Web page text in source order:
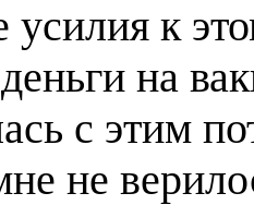
усилия к
на
с этим
не